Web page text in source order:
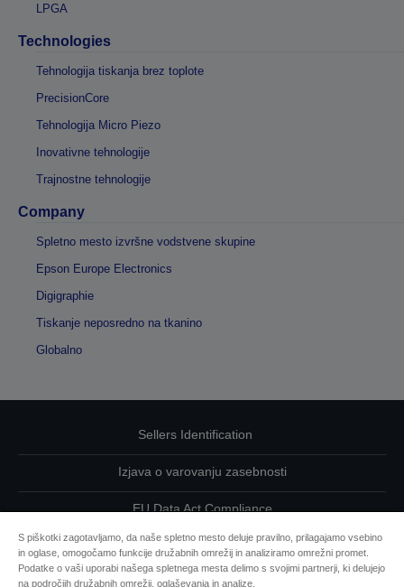
LPGA
Technologies
Tehnologija tiskanja brez toplote
PrecisionCore
Tehnologija Micro Piezo
Inovativne tehnologije
Trajnostne tehnologije
Company
Spletno mesto izvršne vodstvene skupine
Epson Europe Electronics
Digigraphie
Tiskanje neposredno na tkanino
Globalno
Sellers Identification
Izjava o varovanju zasebnosti
EU Data Act Compliance
Kontaktirajte nas glede svojih podatkov
Informacije o piškotkih
S piškotki zagotavljamo, da naše spletno mesto deluje pravilno, prilagajamo vsebino
in oglase, omogočamo funkcije družabnih omrežij in analiziramo omrežni promet.
Podatke o vaši uporabi našega spletnega mesta delimo s svojimi partnerji, ki delujejo
na področjih družabnih omrežij, oglaševanja in analize.